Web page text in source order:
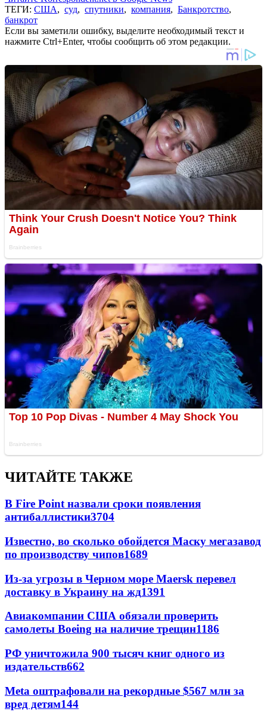
ТЕГИ: США, суд, спутники, компания, Банкротство,
банкрот
Если вы заметили ошибку, выделите необходимый текст и
нажмите Ctrl+Enter, чтобы сообщить об этом редакции.
ЧИТАЙТЕ ТАКЖЕ
В Fire Point назвали сроки появления
антибаллистики3704
Известно, во сколько обойдется Маску мегазавод
по производству чипов1689
Из-за угрозы в Черном море Maersk перевел
доставку в Украину на жд1391
Авиакомпании США обязали проверить
самолеты Boeing на наличие трещин1186
РФ уничтожила 900 тысяч книг одного из
издательств662
Meta оштрафовали на рекордные $567 млн за
вред детям144